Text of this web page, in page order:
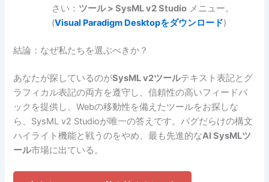
さい： ツール > SysML v2 Studio メニュー。
(Visual Paradigm Desktopをダウンロード)
結論：なぜ私たちを選ぶべきか？
あなたが探しているのがSysML v2ツールテキスト表記とグ
ラフィカル表記の両方を遵守し、信頼性の高いフィードバ
ックを提供し、Webの移動性を備えたツールをお探しな
ら、SysML v2 Studioが唯一の答えです。バグだらけの構文
ハイライト機能と戦うのをやめ、最も先進的なAI SysMLツ
ール市場に出ている。